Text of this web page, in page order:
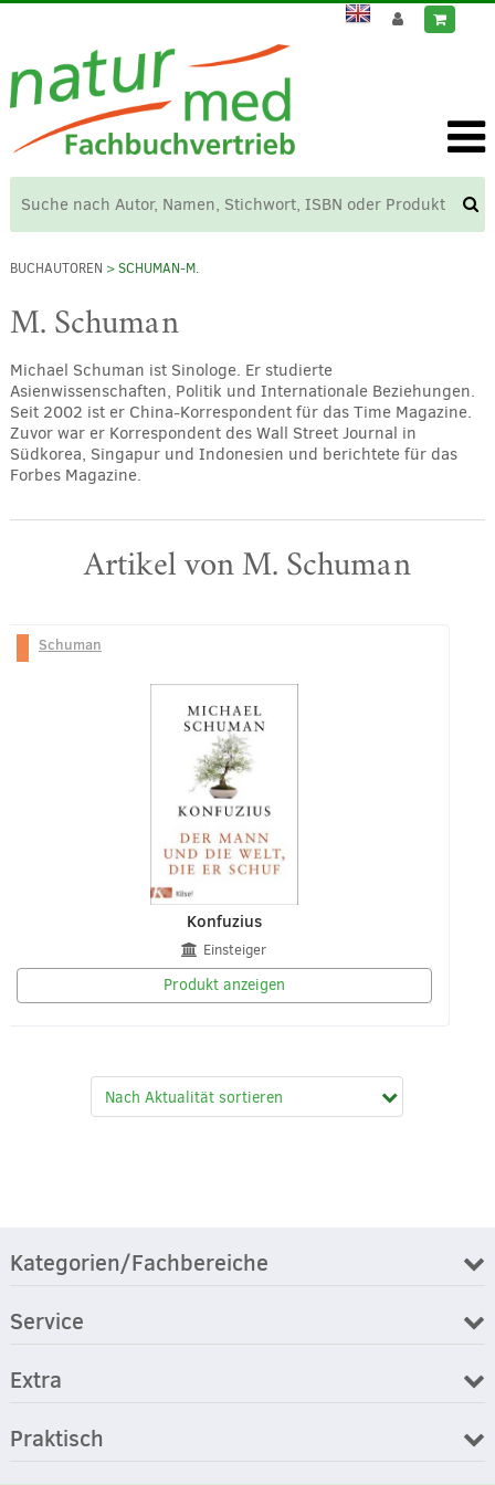
BUCHAUTOREN > SCHUMAN-M.
M. Schuman
Michael Schuman ist Sinologe. Er studierte
Asienwissenschaften, Politik und Internationale Beziehungen.
Seit 2002 ist er China-Korrespondent für das Time Magazine.
Zuvor war er Korrespondent des Wall Street Journal in
Südkorea, Singapur und Indonesien und berichtete für das
Forbes Magazine.
Artikel von M. Schuman
Schuman
Konfuzius
Einsteiger
Produkt anzeigen
Kategorien/Fachbereiche
Service
Extra
Praktisch